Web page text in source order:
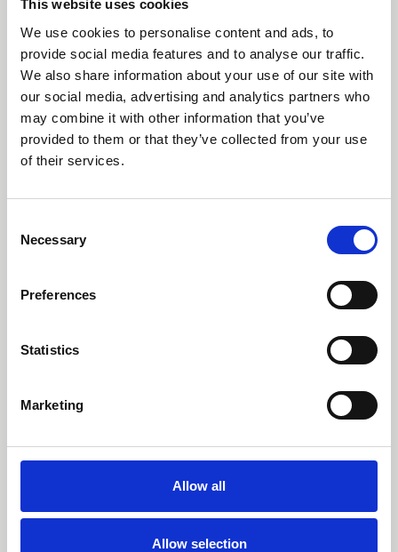
This website uses cookies
We use cookies to personalise content and ads, to
provide social media features and to analyse our traffic.
We also share information about your use of our site with
our social media, advertising and analytics partners who
may combine it with other information that you’ve
provided to them or that they’ve collected from your use
of their services.
Selection
Necessary
Preferences
Statistics
Marketing
Allow all
Allow selection
September 2022
Porteføljeforvalter Jakob Greisen giver et indblik
i, hvorfor Stabile Aktier har givet et flot afkast i
et svært aktiemarked.